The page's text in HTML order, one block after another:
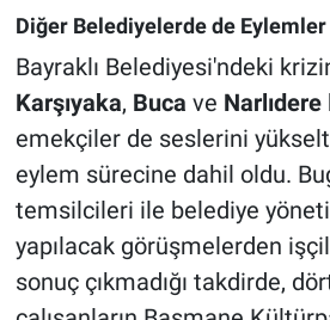
Diğer Belediyelerde de
Bayraklı Belediyesi'ndeki
Karşıyaka, Buca ve Narlıdere
emekçiler de seslerini
eylem sürecine dahil oldu.
temsilcileri ile belediye
yapılacak görüşmelerden
sonuç çıkmadığı takdirde,